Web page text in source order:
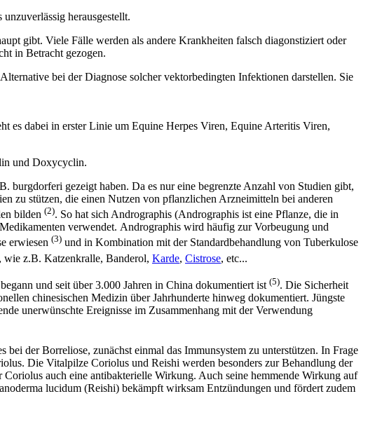
herausgestellt.
gibt. Viele Fälle werden als andere Krankheiten falsch diagonstiziert oder
in Betracht gezogen.
bei der Diagnose solcher vektorbedingten Infektionen darstellen. Sie
es dabei in erster Linie um Equine Herpes Viren, Equine Arteritis Viren,
und Doxycyclin.
gezeigt haben. Da es nur eine begrenzte Anzahl von Studien gibt,
zu stützen, die einen Nutzen von pflanzlichen Arzneimitteln bei anderen
bilden (2). So hat sich Andrographis (Andrographis ist eine Pflanze, die in
verwendet. Andrographis wird häufig zur Vorbeugung und
erwiesen (3) und in Kombination mit der Standardbehandlung von Tuberkulose
wie z.B. Katzenkralle, Banderol, Karde, Cistrose, etc...
und seit über 3.000 Jahren in China dokumentiert ist (5). Die Sicherheit
chinesischen Medizin über Jahrhunderte hinweg dokumentiert. Jüngste
unerwünschte Ereignisse im Zusammenhang mit der Verwendung
der Borreliose, zunächst einmal das Immunsystem zu unterstützen. In Frage
Die Vitalpilze Coriolus und Reishi werden besonders zur Behandlung der
auch eine antibakterielle Wirkung. Auch seine hemmende Wirkung auf
lucidum (Reishi) bekämpft wirksam Entzündungen und fördert zudem